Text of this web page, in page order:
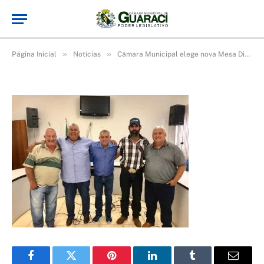
Página Inicial » Notícias » Câmara Municipal elege nova Mesa Diretora para biênio 2019-2020
at-09